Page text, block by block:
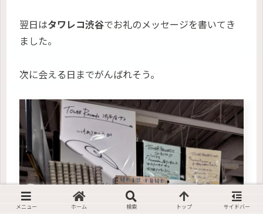
翌日はタワレコ渋谷でお礼のメッセージを書いてき
ました。
次に会える日までがんばれそう。
メニュー ホーム 検索 トップ サイドバー